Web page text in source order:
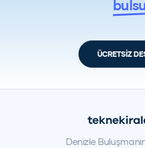
ÜCRETSİZ
Denizle